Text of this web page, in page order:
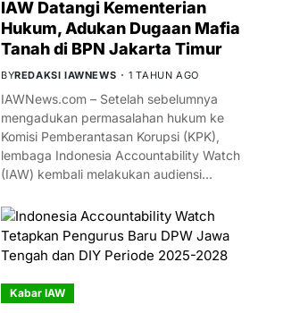
IAW Datangi Kementerian
Hukum, Adukan Dugaan Mafia
Tanah di BPN Jakarta Timur
BYREDAKSI IAWNEWS 1 TAHUN AGO
IAWNews.com – Setelah sebelumnya
mengadukan permasalahan hukum ke
Komisi Pemberantasan Korupsi (KPK),
lembaga Indonesia Accountability Watch
(IAW) kembali melakukan audiensi…
Kabar IAW